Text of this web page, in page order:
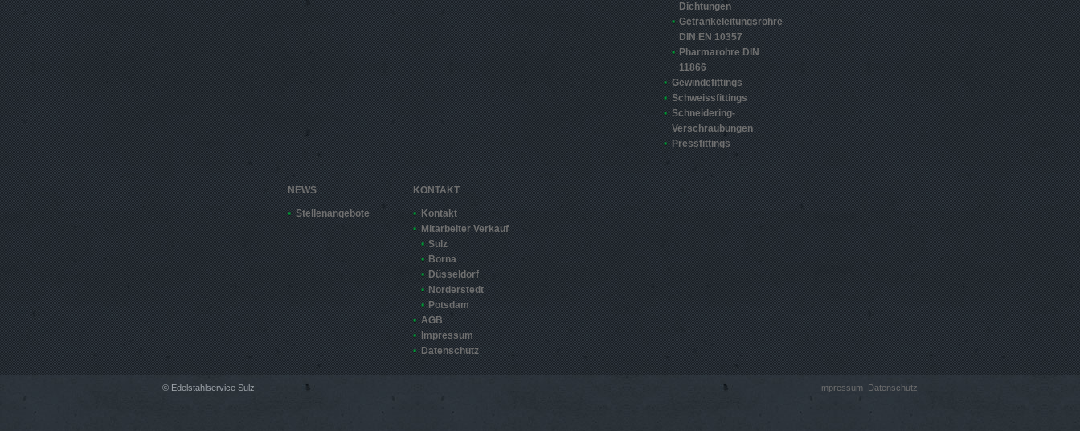
Dichtungen
Getränkeleitungsrohre
DIN EN 10357
Pharmarohre DIN
11866
Gewindefittings
Schweissfittings
Schneidering-
Verschraubungen
Pressfittings
NEWS
Stellenangebote
KONTAKT
Kontakt
Mitarbeiter Verkauf
Sulz
Borna
Düsseldorf
Norderstedt
Potsdam
AGB
Impressum
Datenschutz
© Edelstahlservice Sulz Impressum Datenschutz